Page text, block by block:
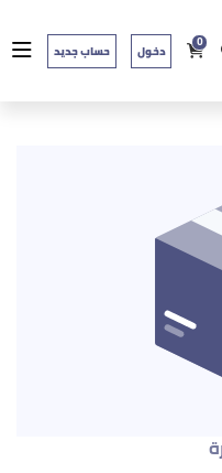
0 دخول حساب جديد